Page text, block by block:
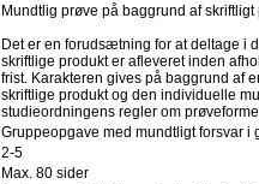
Mundtlig prøve på baggrund af skriftligt
Det er en forudsætning for at deltage i
skriftlige produkt er afleveret inden
frist. Karakteren gives på baggrund af
skriftlige produkt og den individuelle
studieordningens regler om
Gruppeopgave med mundtligt forsvar i
2-5
Max. 80 sider